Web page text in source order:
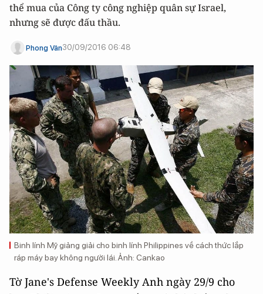
thể mua của Công ty công nghiệp quân sự Israel,
nhưng sẽ được đấu thầu.
Phong Vân30/09/2016 06:48
Binh lính Mỹ giảng giải cho binh lính Philippines về cách thức lắp
ráp máy bay không người lái. Ảnh: Cankao
Tờ Jane's Defense Weekly Anh ngày 29/9 cho